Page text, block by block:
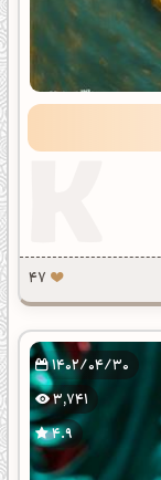
47
1402/04/30
3,741
4.9